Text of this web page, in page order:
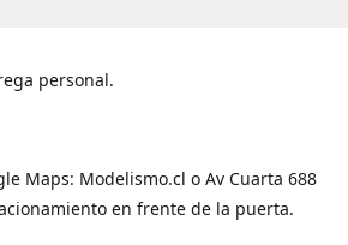
personal.
Maps: Modelismo.cl o Av Cuarta 688
en frente de la puerta.